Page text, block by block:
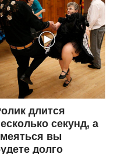
длится
секунд, а
вы
долго